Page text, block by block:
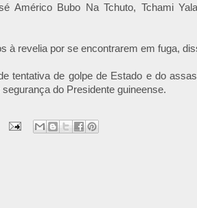
Américo Bubo Na Tchuto, Tchami
à revelia por se encontrarem em fuga,
tentativa de golpe de Estado e do
do Presidente guineense.